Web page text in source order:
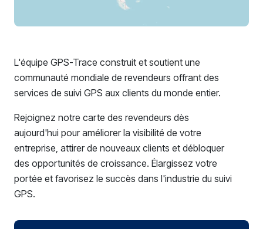
L'équipe GPS-Trace construit et soutient une
communauté mondiale de revendeurs offrant des
services de suivi GPS aux clients du monde entier.
Rejoignez notre carte des revendeurs dès
aujourd'hui pour améliorer la visibilité de votre
entreprise, attirer de nouveaux clients et débloquer
des opportunités de croissance. Élargissez votre
portée et favorisez le succès dans l'industrie du suivi
GPS.